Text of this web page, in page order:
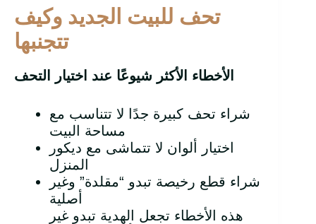
تحف للبيت الجديد وكيف
تتجنبها
الأخطاء الأكثر شيوعًا عند اختيار التحف
شراء تحف كبيرة جدًا لا تتناسب مع
مساحة البيت
اختيار ألوان لا تتماشى مع ديكور
المنزل
شراء قطع رخيصة تبدو “مقلدة” وغير
أصلية
هذه الأخطاء تجعل الهدية تبدو غير